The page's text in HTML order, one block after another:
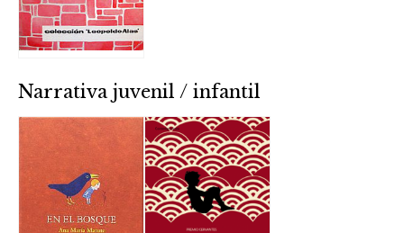
Narrativa juvenil / infantil